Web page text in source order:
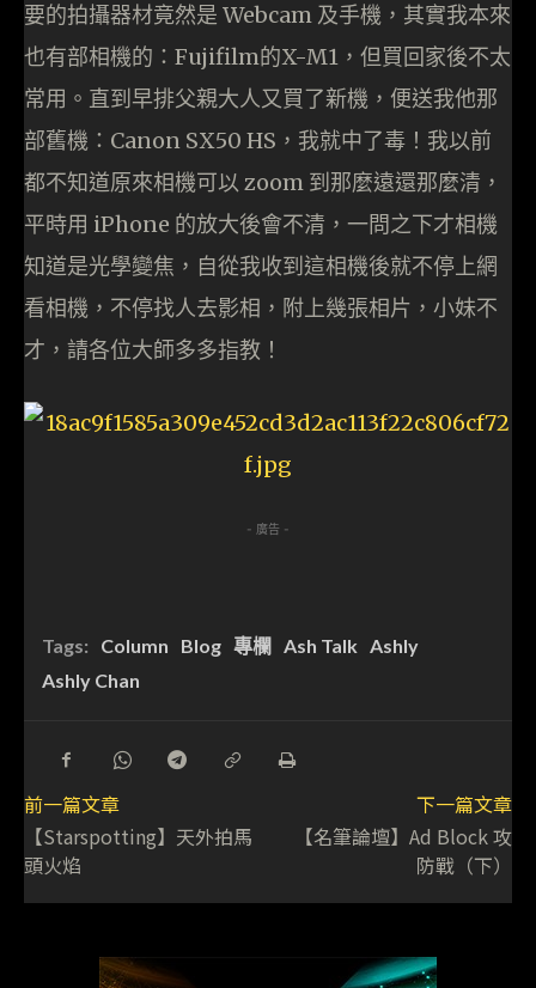
要的拍攝器材竟然是 Webcam 及手機，其實我本來
也有部相機的：Fujifilm的X-M1，但買回家後不太
常用。直到早排父親大人又買了新機，便送我他那
部舊機：Canon SX50 HS，我就中了毒！我以前
都不知道原來相機可以 zoom 到那麼遠還那麼清，
平時用 iPhone 的放大後會不清，一問之下才相機
知道是光學變焦，自從我收到這相機後就不停上網
看相機，不停找人去影相，附上幾張相片，小妹不
才，請各位大師多多指教！
- 廣告 -
Tags: Column Blog 專欄 Ash Talk Ashly
Ashly Chan
前一篇文章
【Starspotting】天外拍馬
頭火焰
下一篇文章
【名筆論壇】Ad Block 攻
防戰（下）